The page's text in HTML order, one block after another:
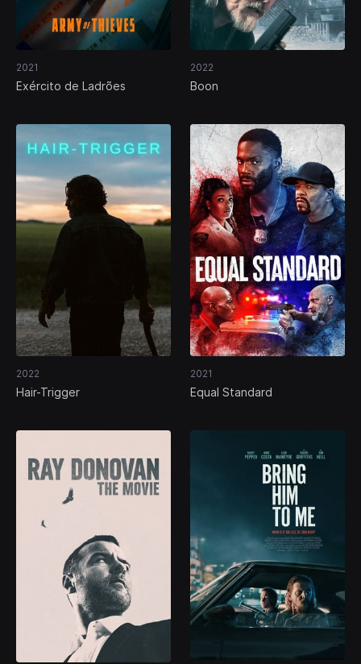
2021
Exército de Ladrões
2022
Boon
2022
Hair-Trigger
2021
Equal Standard